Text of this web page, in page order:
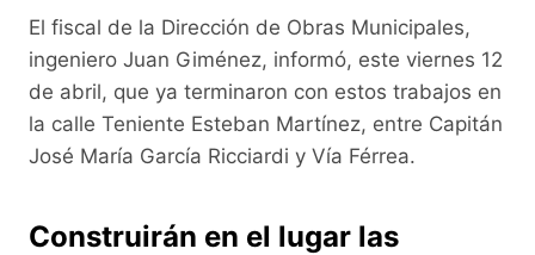
El fiscal de la Dirección de Obras Municipales,
ingeniero Juan Giménez, informó, este viernes 12
de abril, que ya terminaron con estos trabajos en
la calle Teniente Esteban Martínez, entre Capitán
José María García Ricciardi y Vía Férrea.
Construirán en el lugar las